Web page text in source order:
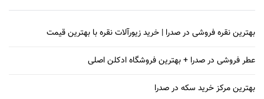
بهترین نقره فروشی در صدرا | خرید زیورآلات نقره با بهترین قیمت
عطر فروشی در صدرا + بهترین فروشگاه ادکلن اصلی
بهترین مرکز خرید سکه در صدرا